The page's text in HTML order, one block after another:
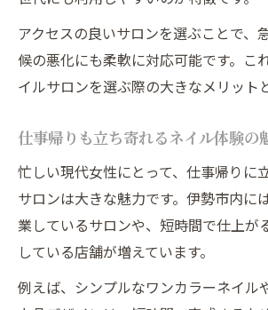
アクセスの良いサロンを選ぶことで、
候の悪化にも柔軟に対応可能です。こ
イルサロンを選ぶ際の大きなメリット
仕事帰りも立ち寄れるネイル体験の
忙しい現代女性にとって、仕事帰りに
サロンは大きな魅力です。伊勢市内に
業しているサロンや、短時間で仕上が
している店舗が増えています。
例えば、シンプルなワンカラーネイル